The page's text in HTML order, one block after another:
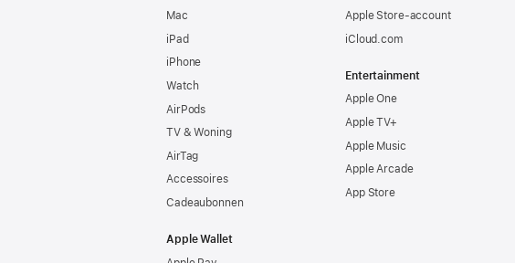
Mac
iPad
iPhone
Watch
AirPods
TV & Woning
AirTag
Accessoires
Cadeaubonnen
Apple Wallet
Apple Store-account
iCloud.com
Entertainment
Apple One
Apple TV+
Apple Music
Apple Arcade
App Store